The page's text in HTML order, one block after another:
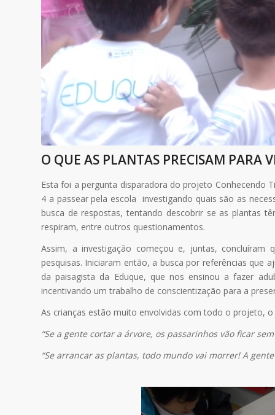
O QUE AS PLANTAS PRECISAM PARA
Esta foi a pergunta disparadora do projeto Conhecendo
4 a passear pela escola investigando quais são as
busca de respostas, tentando descobrir se as plantas
respiram, entre outros questionamentos.
Assim, a investigação começou e, juntas,
pesquisas. Iniciaram então, a busca por referências que
da paisagista da Eduque, que nos ensinou a fazer
incentivando um trabalho de conscientização para a
As crianças estão muito envolvidas com todo o projeto,
“Se a gente cortar a árvore, os passarinhos vão ficar
“Se arrancar as plantas, todo mundo vai morrer! A